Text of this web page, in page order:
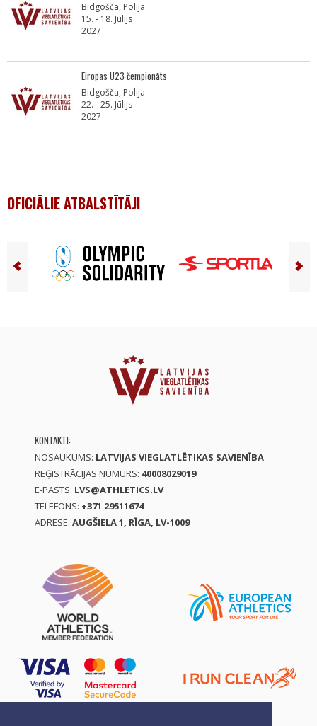
Bidgošča, Polija
15. - 18. Jūlijs
2027
Eiropas U23 čempionāts
Bidgošča, Polija
22. - 25. Jūlijs
2027
OFICIĀLIE ATBALSTĪTĀJI
KONTAKTI:
NOSAUKUMS: LATVIJAS VIEGLATLĒTIKAS SAVIENĪBA
REĢISTRĀCIJAS NUMURS: 40008029019
E-PASTS: LVS@ATHLETICS.LV
TELEFONS: +371 29511674
ADRESE: AUGŠIELA 1, RĪGA, LV-1009